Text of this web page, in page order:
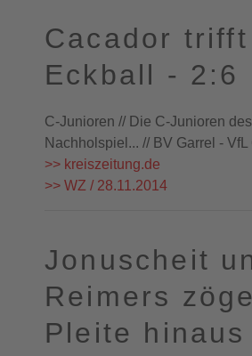
Cacador
Eckball - 2:6
C-Junioren // Die C-Junioren
Nachholspiel... // BV Garrel - VfL
>> kreiszeitung.de
>> WZ / 28.11.2014
Jonuscheit
Reimers
Pleite hinaus